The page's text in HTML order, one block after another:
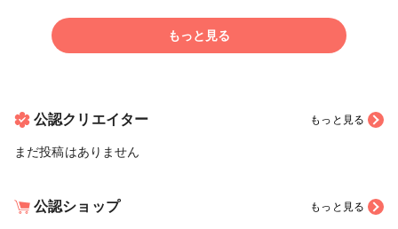
もっと見る
公認クリエイター もっと見る
まだ投稿はありません
公認ショップ もっと見る